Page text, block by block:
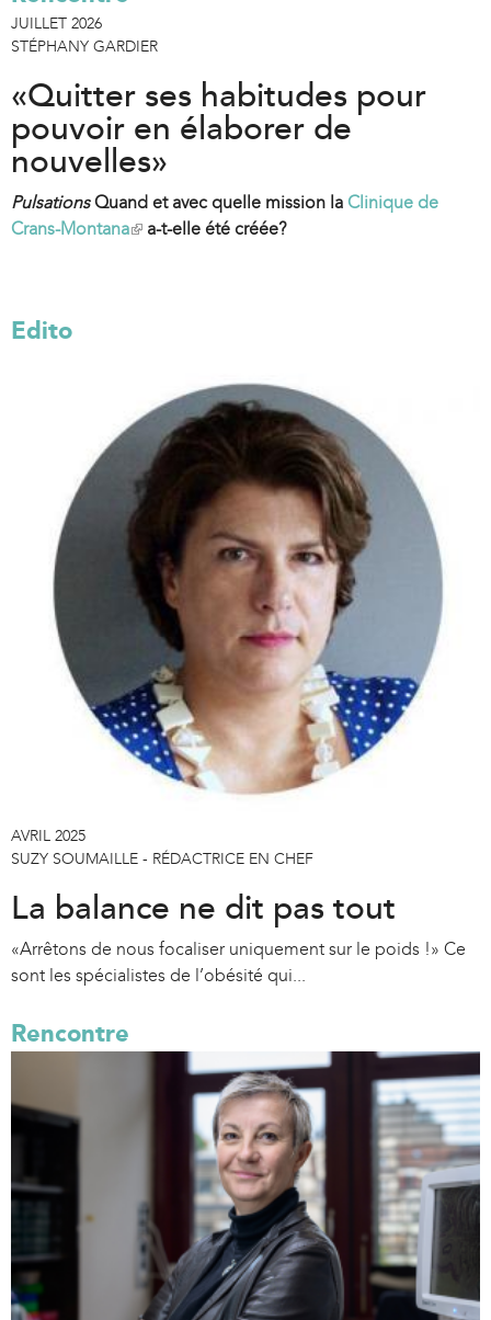
JUILLET 2026
STÉPHANY GARDIER
«Quitter ses habitudes pour
pouvoir en élaborer de
nouvelles»
PulsationsQuand et avec quelle mission la Clinique de
Crans-Montana(
e
e
r
a-t-elle été créée?
Edito
AVRIL 2025
SUZY SOUMAILLE - RÉDACTRICE EN CHEF
La balance ne dit pas tout
«Arrêtons de nous focaliser uniquement sur le poids !» Ce
sont les spécialistes de l’obésité qui...
Rencontre